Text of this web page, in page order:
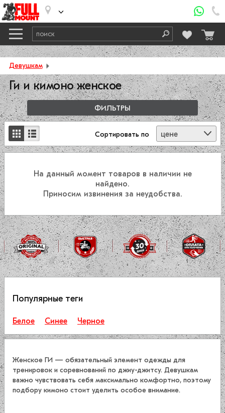
Девушкам
Ги и кимоно женское
ФИЛЬТРЫ
Сортировать по цене
На данный момент товаров в наличии не
найдено.
Приносим извинения за неудобства.
Популярные теги
Белое Синее Черное
Женское ГИ — обязательный элемент одежды для
тренировок и соревнований по джиу-джитсу. Девушкам
важно чувствовать себя максимально комфортно, поэтому
подбору кимоно стоит уделить особое внимание.